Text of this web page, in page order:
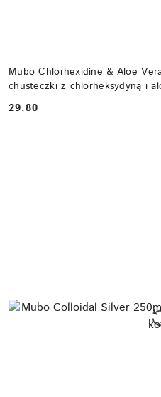
Mubo Chlorhexidine & Aloe
chusteczki z chlorheksydyną i
Cena:
29.80